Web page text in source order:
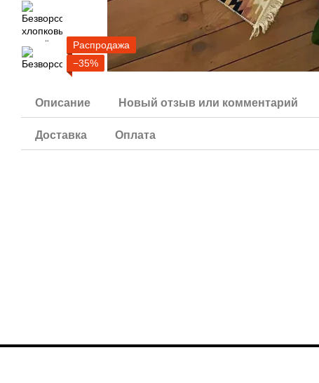
Распродажа
−35%
Описание Новый отзыв или комментарий
Доставка Оплата